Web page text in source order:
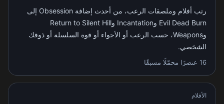
رتب أفلام وملصقات الرعب، من أحدث إضافة Obsession إلى
Evil Dead Burn وIncantation وReturn to Silent Hill
وWeapons، حسب الرعب أو الأجواء أو قوة السلسلة أو ذوقك
الشخصي.
16 عنصرًا محمّلًا مسبقًا
الأفلام